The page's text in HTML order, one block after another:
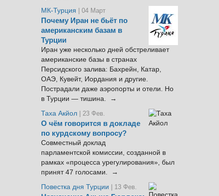
МК-Турция
| 04 Март
Почему Иран не бьёт по
американским базам в
Турции
Иран уже несколько дней обстреливает
американские базы в странах
Персидского залива: Бахрейн, Катар,
ОАЭ, Кувейт, Иордания и другие.
Пострадали даже аэропорты и отели. Но
в Турции — тишина. →
Таха Акйол | 23 Фев.
О чём говорится в докладе
по курдскому вопросу?
Совместный доклад
парламентской комиссии, созданной в
рамках «процесса урегулирования», был
принят 47 голосами. →
Повестка дня Турции
| 13 Фев.